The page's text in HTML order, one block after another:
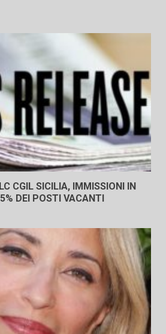
CGIL SICILIA, IMMISSIONI IN
DEI POSTI VACANTI